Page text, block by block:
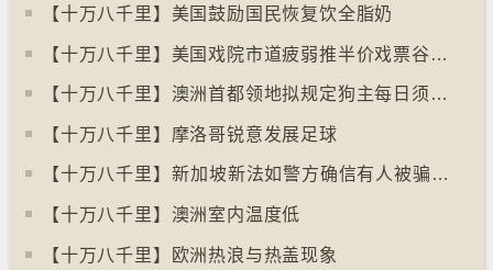
【十万八千里】美国鼓励国民恢复饮全脂奶
【十万八千里】美国戏院市道疲弱推半价戏票谷生意
【十万八千里】澳洲首都领地拟规定狗主每日须陪狗只三小时
【十万八千里】摩洛哥锐意发展足球
【十万八千里】⁠新加坡新法如警方确信有人被骗可冻结其户口
【十万八千里】澳洲室内温度低
【十万八千里】欧洲热浪与热盖现象